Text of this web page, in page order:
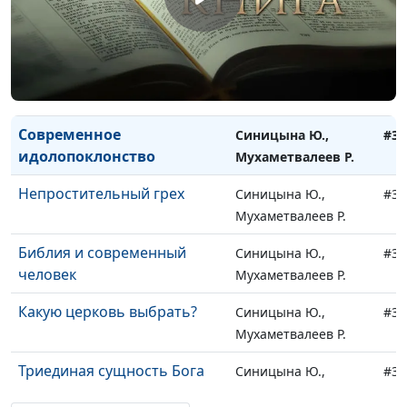
Религиозный фанатизм или
крепкая вера?
Синицына Ю.,
Мухаметвалеев Р.
Вера в Бога и чудеса
Синицына Ю.,
Мухаметвалеев Р.
Современное
идолопоклонство
Синицына Ю.,
Мухаметвалеев Р.
Непростительный грех
Синицына Ю.,
Мухаметвалеев Р.
Библия и современный
человек
Синицына Ю.,
Мухаметвалеев Р.
Какую церковь выбрать?
Синицына Ю.,
Мухаметвалеев Р.
Триединая сущность Бога
Синицына Ю.,